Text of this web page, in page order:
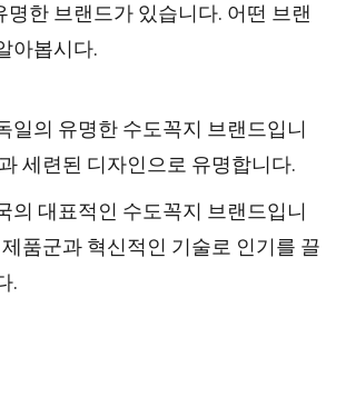
명한 브랜드가 있습니다. 어떤 브랜
아봅시다.
일의 유명한 수도꼭지 브랜드입니
세련된 디자인으로 유명합니다.
의 대표적인 수도꼭지 브랜드입니
품군과 혁신적인 기술로 인기를 끌
.